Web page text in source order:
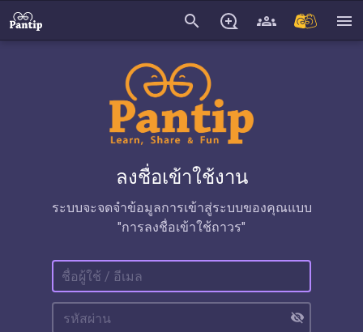
search menu
ลงชื่อเข้าใช้งาน
ระบบจะจดจำข้อมูลการเข้าสู่ระบบของคุณแบบ
"การลงชื่อเข้าใช้ถาวร"
visibility_off